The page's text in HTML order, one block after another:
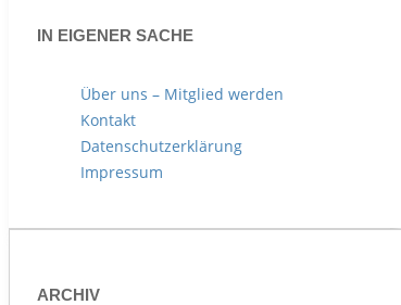
AKOE (Arife Körblein)
Norbert Köster
Hans Kuhn
Norbert Mager
IN EIGENER SACHE
Über uns – Mitglied werden
Kontakt
Datenschutzerklärung
Impressum
ARCHIV